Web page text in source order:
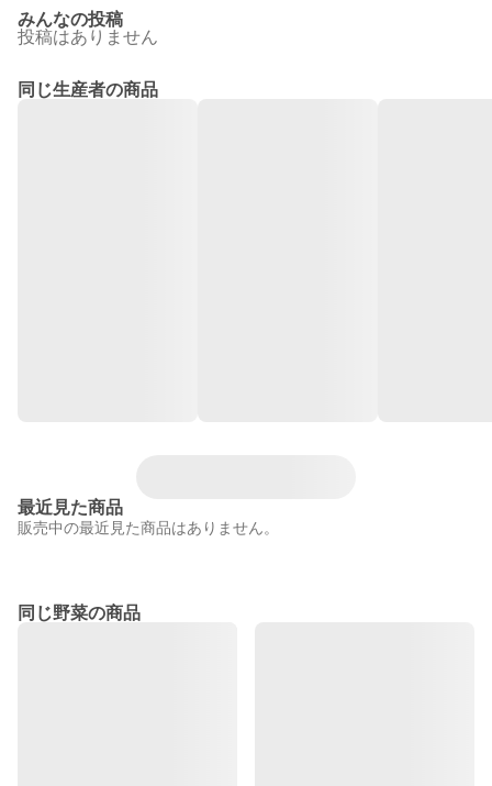
みんなの投稿
投稿はありません
同じ生産者の商品
最近見た商品
販売中の最近見た商品はありません。
同じ野菜の商品